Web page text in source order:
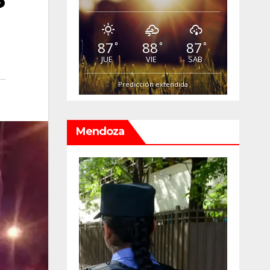
87°
JUE
88°
VIE
87°
SAB
Predicción extendida
Mendoza